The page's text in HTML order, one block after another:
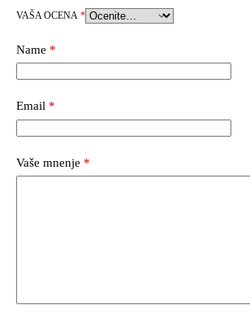
VAŠA OCENA *
Name *
Email *
Vaše mnenje *